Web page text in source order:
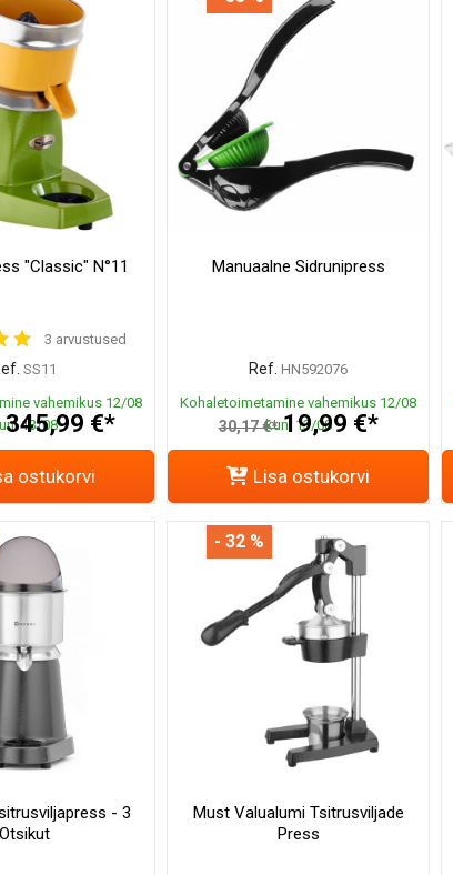
"Classic" N°11
3 arvustused
SS11
vahemikus 12/08
13/08
345,99 €*
ostukorvi
Manuaalne Sidrunipress
Ref. HN592076
Kohaletoimetamine vahemikus 12/08
kuni 13/08
30,17 €* 19,99 €*
Lisa ostukorvi
- 3
Otsikut
Must Valualumi Tsitrusviljade
Press
- 32 %